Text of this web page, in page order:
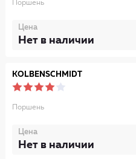
Поршень
Цена
Нет в наличии
KOLBENSCHMIDT
Поршень
Цена
Нет в наличии